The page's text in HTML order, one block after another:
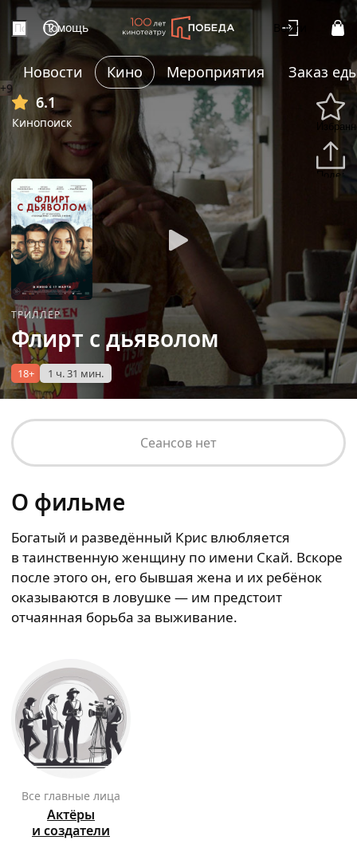
Помощь Войти
Новости Кино Мероприятия
Заказ
6.1
Кинопоиск
+9
ТРИЛЛЕР
Флирт с дьяволом
18+ 1 ч. 31 мин.
Сеансов нет
О фильме
Богатый и разведённый Крис влюбляется
в таинственную женщину по имени Скай. Вскоре
после этого он, его бывшая жена и их ребёнок
оказываются в ловушке — им предстоит
отчаянная борьба за выживание.
Все главные лица
Актёры
и создатели